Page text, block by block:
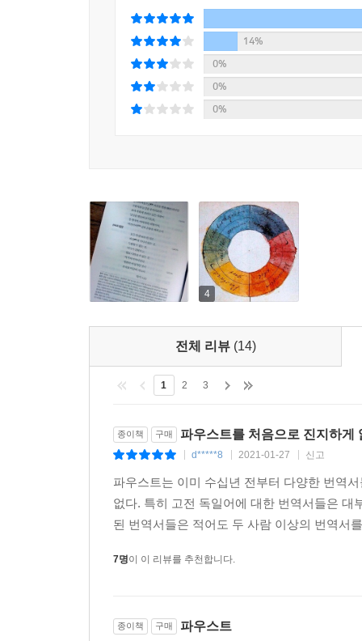
14%
0%
0%
0%
4
전체 리뷰 (14)
1 2 3
종이책 구매 파우스트를 처음으로 진지하게
d*****8 2021-01-27 신고
파우스트는 이미 수십년 전부터 다양한 번역
없다. 특히 고전 독일어에 대한 번역서들은
된 번역서들은 적어도 두 사람 이상의 번역서
7명이 이 리뷰를 추천합니다.
종이책 구매 파우스트